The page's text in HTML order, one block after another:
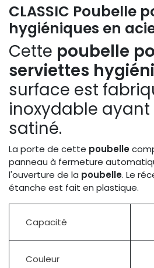
CLASSIC Poubelle
hygiéniques en
Cette poubelle
serviettes
surface est
inoxydable ayant
satiné.
La porte de cette poubelle
panneau à fermeture
l'ouverture de la poubelle. Le
étanche est fait en plastique.
Capacité
Couleur